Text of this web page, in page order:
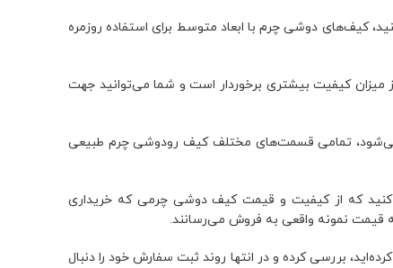
کیف‌های دوشی چرم با ابعاد متوسط برای استفاده روزمره
کیفیت بیشتری برخوردار است و شما می‌توانید جهت
می‌شود، تمامی قسمت‌های مختلف کیف رودوشی چرم طبیعی
کنید که از کیفیت و قیمت کیف دوشی چرمی که خریداری
قیمت نمونه واقعی به فروش می‌رسانند.
بررسی کرده و در انتها روند ثبت سفارش خود را دنبال